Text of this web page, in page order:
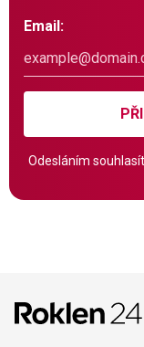
Email:
Odesláním